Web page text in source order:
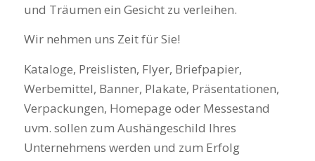
und Träumen ein Gesicht zu verleihen.
Wir nehmen uns Zeit für Sie!
Kataloge, Preislisten, Flyer, Briefpapier,
Werbemittel, Banner, Plakate, Präsentationen,
Verpackungen, Homepage oder Messestand
uvm. sollen zum Aushängeschild Ihres
Unternehmens werden und zum Erfolg